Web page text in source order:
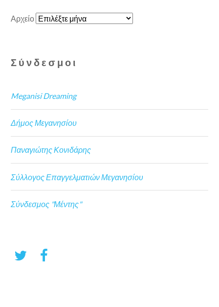
Αρχείο
Σύνδεσμοι
Meganisi Dreaming
Δήμος Μεγανησίου
Παναγιώτης Κονιδάρης
Σύλλογος Επαγγελματιών Μεγανησίου
Σύνδεσμος "Μέντης"